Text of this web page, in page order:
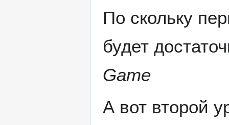
По скольку
будет
Game
А вот второй